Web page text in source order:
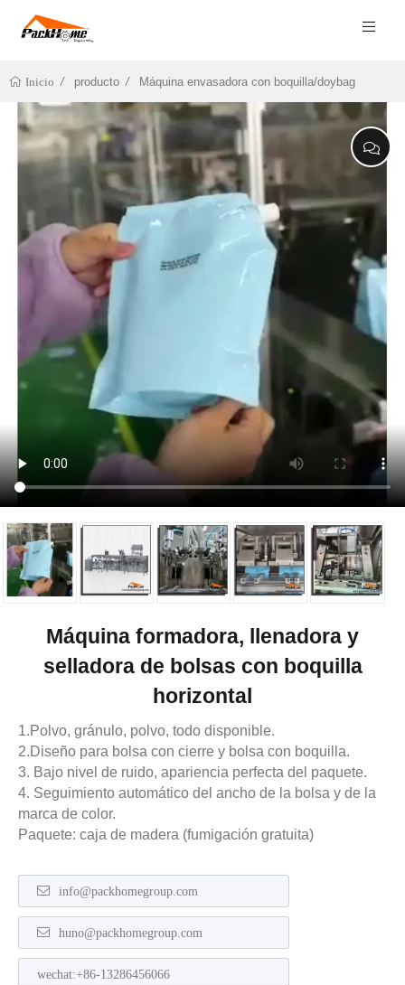
Inicio producto Máquina envasadora con boquilla/doybag
Máquina formadora, llenadora y
selladora de bolsas con boquilla
horizontal
1.Polvo, gránulo, polvo, todo disponible.
2.Diseño para bolsa con cierre y bolsa con boquilla.
3. Bajo nivel de ruido, apariencia perfecta del paquete.
4. Seguimiento automático del ancho de la bolsa y de la
marca de color.
Paquete: caja de madera (fumigación gratuita)
info@packhomegroup.com
huno@packhomegroup.com
wechat:+86-13286456066